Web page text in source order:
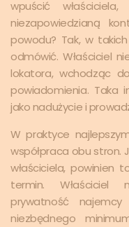
wpuścić
niezapowiedzianą
powodu? Tak, w
odmówić. Właściciel
lokatora, wchodząc
powiadomienia. Taka
jako nadużycie i
W praktyce
współpraca obu stron.
właściciela, powinien
termin. Właściciel
prywatność
niezbędnego